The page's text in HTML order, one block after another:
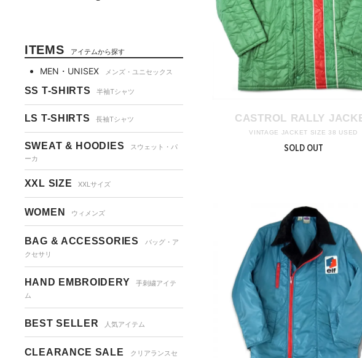
CASTROL RALLY
VINTAGE JACKET SIZE 38 USED
SOLD OUT
ITEMS アイテムから探す
MEN・UNISEX メンズ・ユニセックス
SS T-SHIRTS 半袖Tシャツ
LS T-SHIRTS 長袖Tシャツ
SWEAT & HOODIES
スウェット・パ
ーカ
XXL SIZE XXLサイズ
WOMEN ウィメンズ
BAG & ACCESSORIES
バッグ・ア
クセサリ
HAND EMBROIDERY
手刺繍アイテ
ム
BEST SELLER 人気アイテム
CLEARANCE SALE
クリアランスセ